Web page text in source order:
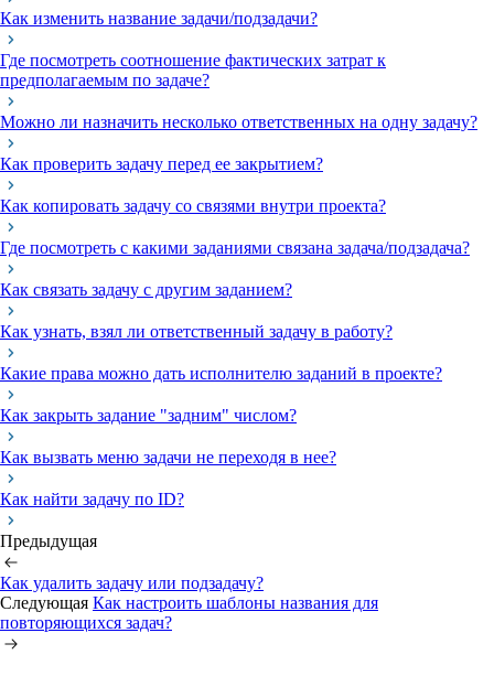
Как изменить название задачи/подзадачи?
Где посмотреть соотношение фактических затрат к
предполагаемым по задаче?
Можно ли назначить несколько ответственных на одну задачу?
Как проверить задачу перед ее закрытием?
Как копировать задачу со связями внутри проекта?
Где посмотреть с какими заданиями связана задача/подзадача?
Как связать задачу с другим заданием?
Как узнать, взял ли ответственный задачу в работу?
Какие права можно дать исполнителю заданий в проекте?
Как закрыть задание "задним" числом?
Как вызвать меню задачи не переходя в нее?
Как найти задачу по ID?
Предыдущая
Как удалить задачу или подзадачу?
Следующая Как настроить шаблоны названия для
повторяющихся задач?